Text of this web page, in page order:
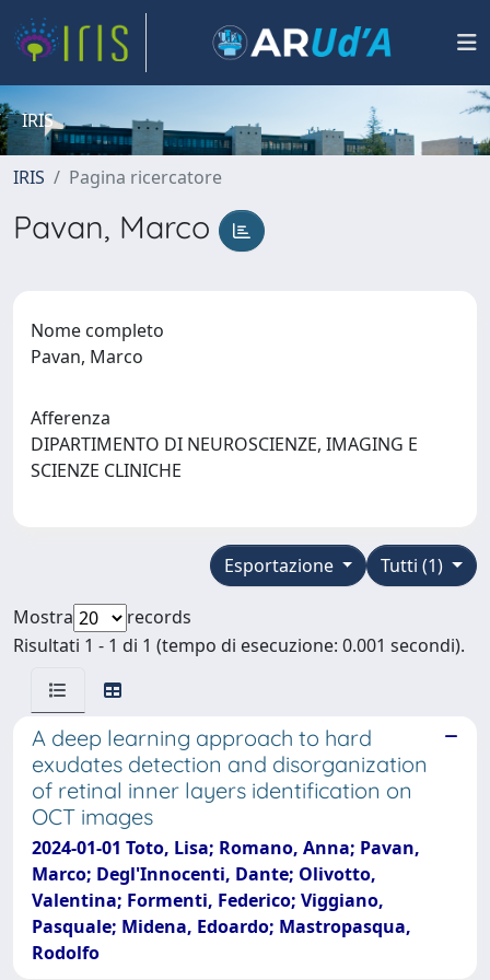
IRIS
IRIS Pagina ricercatore
Pavan, Marco
Nome completo
Pavan, Marco
Afferenza
DIPARTIMENTO DI NEUROSCIENZE, IMAGING E
SCIENZE CLINICHE
Tutti (1)
Esportazione
Mostra
records
Risultati 1 - 1 di 1 (tempo di esecuzione: 0.001 secondi).
A deep learning approach to hard
exudates detection and disorganization
of retinal inner layers identification on
OCT images
2024-01-01 Toto, Lisa; Romano, Anna; Pavan,
Marco; Degl'Innocenti, Dante; Olivotto,
Valentina; Formenti, Federico; Viggiano,
Pasquale; Midena, Edoardo; Mastropasqua,
Rodolfo